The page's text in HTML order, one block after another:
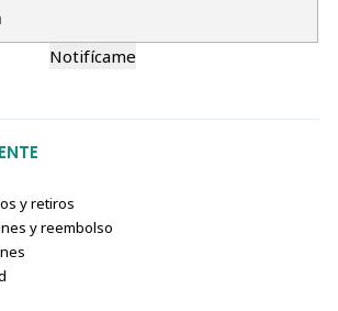
Notifícame
y retiros
y reembolso